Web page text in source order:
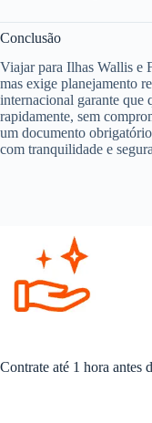
Conclusão
Viajar para Ilhas Wallis e
mas exige planejamento
internacional garante que
rapidamente, sem
um documento
com tranquilidade e
Contrate até 1 hora antes